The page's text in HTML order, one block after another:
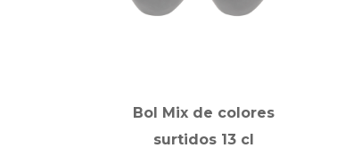
Bol Mix de colores
surtidos 13 cl